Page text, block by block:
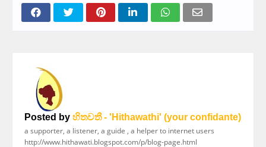
Posted by හිතවතී - 'Hithawathi' (your confidante)
a supporter, a listener, a guide , a helper to internet users
http://www.hithawati.blogspot.com/p/blog-page.html